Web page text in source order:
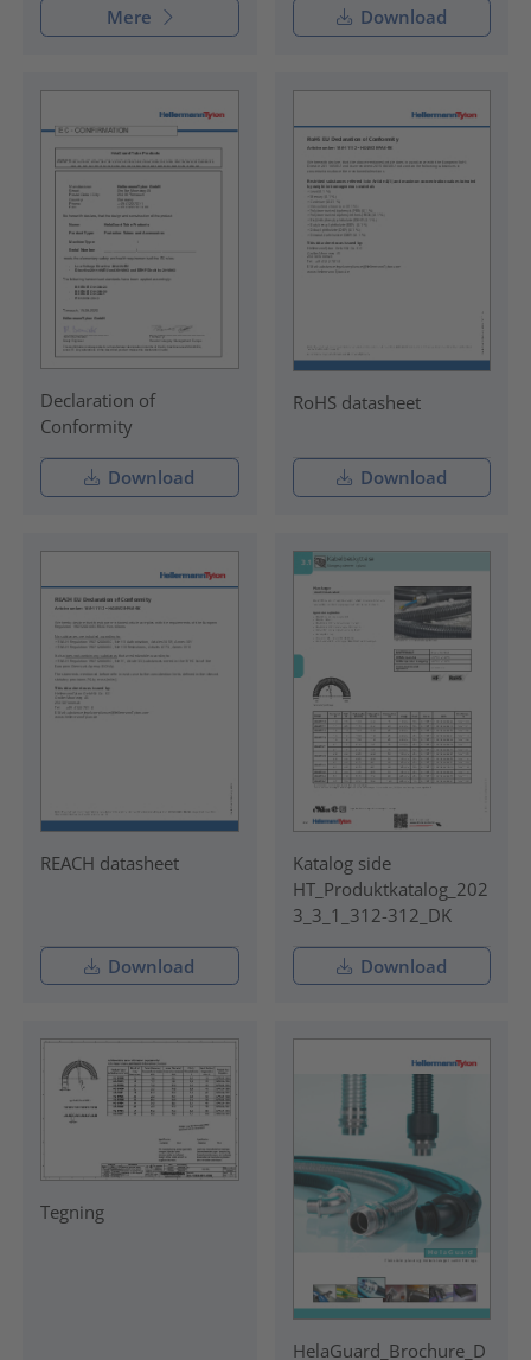
Mere Download
Declaration of
Conformity
Download
RoHS datasheet
Download
REACH datasheet
Download
Katalog side
HT_Produktkatalog_202
3_3_1_312-312_DK
Download
Tegning
HelaGuard_Brochure_D